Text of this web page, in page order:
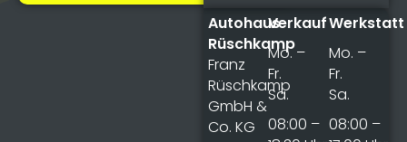
Autohaus
Rüschkamp
Franz
Rüschkamp
GmbH &
Co. KG
Verkauf
Mo. –
Fr.
Sa.
08:00 –
Werkstatt
Mo. –
Fr.
Sa.
08:00 –